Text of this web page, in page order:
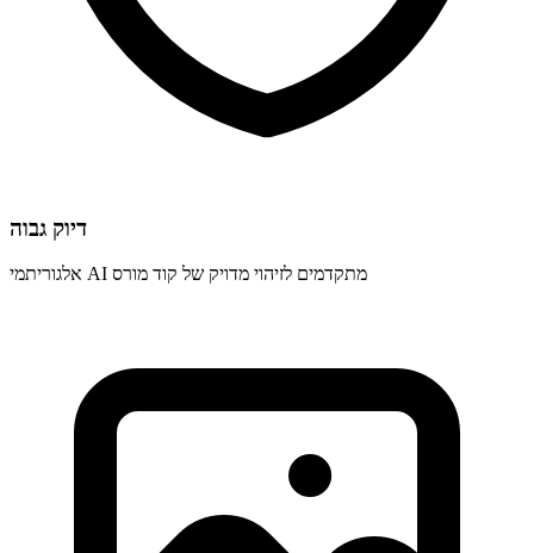
דיוק גבוה
אלגוריתמי AI מתקדמים לזיהוי מדויק של קוד מורס